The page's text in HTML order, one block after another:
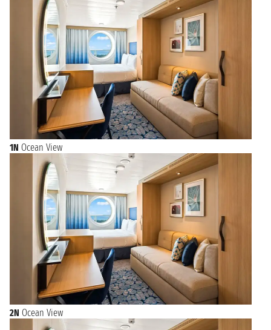
1N Ocean View
2N Ocean View